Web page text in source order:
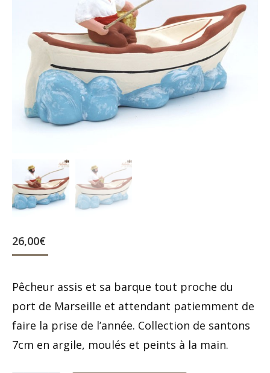
26,00€
Pêcheur assis et sa barque tout proche du
port de Marseille et attendant patiemment de
faire la prise de l’année. Collection de santons
7cm en argile, moulés et peints à la main.